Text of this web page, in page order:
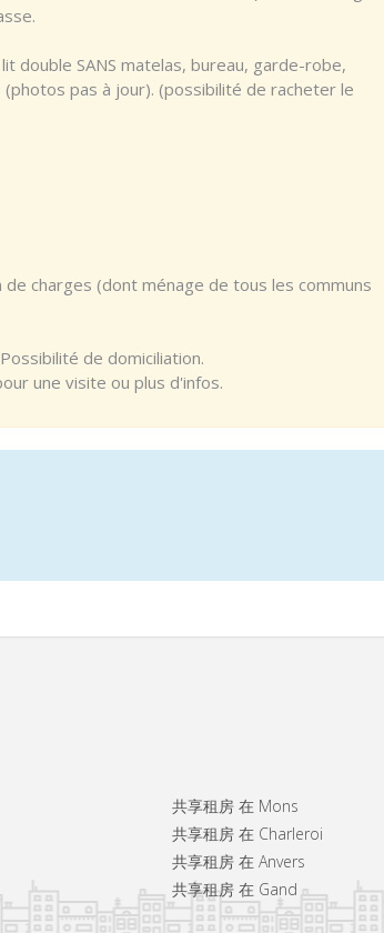
double SANS matelas, bureau, garde-robe,
pas à jour). (possibilité de racheter le
charges (dont ménage de tous les communs
de domiciliation.
une visite ou plus d'infos.
共享租房 在 Mons
共享租房 在 Charleroi
共享租房 在 Anvers
共享租房 在 Gand